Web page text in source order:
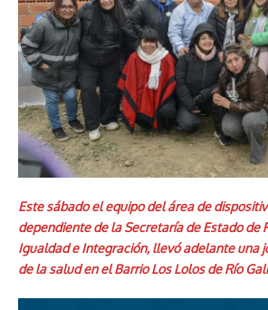
Este sábado el equipo del área de
dependiente de la Secretaría de Estado de
Igualdad e Integración, llevó adelante una
de la salud en el Barrio Los Lolos de Río